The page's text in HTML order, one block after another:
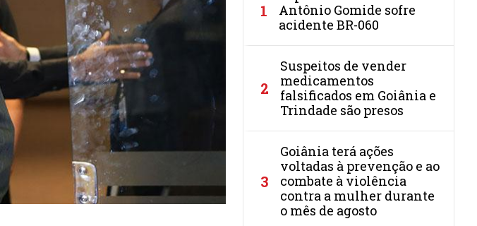
1
Antônio Gomide sofre
acidente BR-060
2
Suspeitos de vender
medicamentos
falsificados em Goiânia e
Trindade são presos
3
Goiânia terá ações
voltadas à prevenção e ao
combate à violência
contra a mulher durante
o mês de agosto